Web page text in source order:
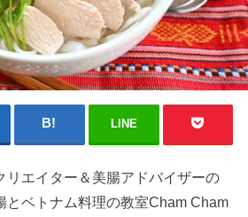
LINE
リエイター＆美腸アドバイザーの
とベトナム料理の教室Cham Cham